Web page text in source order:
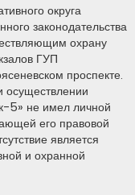
округа
законодательства
охрану
ГУП
проспекте.
осуществлении
5» не имел личной
его правовой
является
и охранной